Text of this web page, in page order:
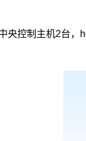
央控制主机2台